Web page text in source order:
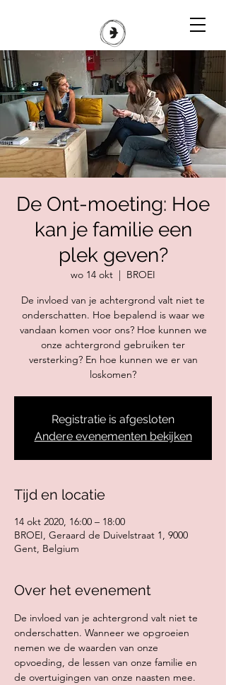
De Ont-moeting: Hoe
kan je familie een
plek geven?
wo 14 okt
  |
BROEI
De invloed van je achtergrond valt niet te
onderschatten. Hoe bepalend is waar we
vandaan komen voor ons? Hoe kunnen we
onze achtergrond gebruiken ter
versterking? En hoe kunnen we er van
loskomen?
Registratie is afgesloten
Andere evenementen bekijken
Tijd en locatie
14 okt 2020, 16:00 – 18:00
BROEI, Geraard de Duivelstraat 1, 9000
Gent, Belgium
Over het evenement
De invloed van je achtergrond valt niet te
onderschatten. Wanneer we opgroeien
nemen we de waarden van onze
opvoeding, de lessen van onze familie en
de overtuigingen van onze naasten mee.